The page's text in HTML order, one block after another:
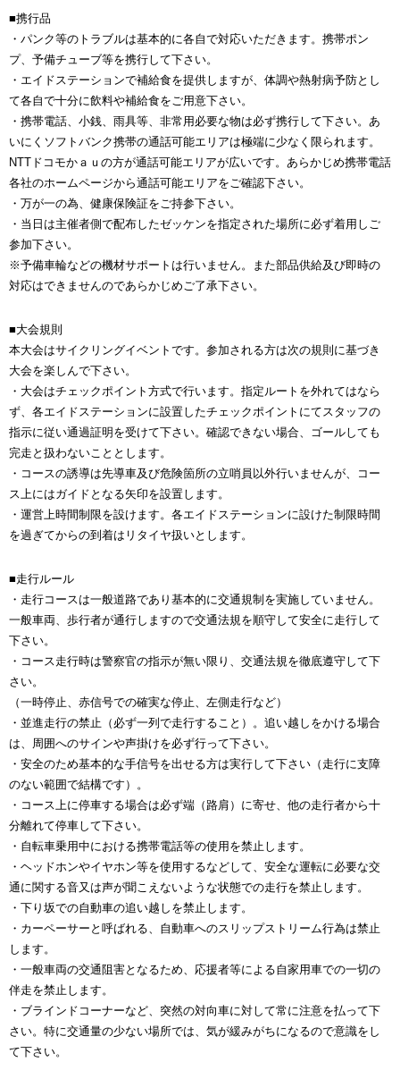
■携行品
・パンク等のトラブルは基本的に各自で対応いただきます。携帯ポン
プ、予備チューブ等を携行して下さい。
・エイドステーションで補給食を提供しますが、体調や熱射病予防とし
て各自で十分に飲料や補給食をご用意下さい。
・携帯電話、小銭、雨具等、非常用必要な物は必ず携行して下さい。あ
いにくソフトバンク携帯の通話可能エリアは極端に少なく限られます。
NTTドコモかａｕの方が通話可能エリアが広いです。あらかじめ携帯電話
各社のホームページから通話可能エリアをご確認下さい。
・万が一の為、健康保険証をご持参下さい。
・当日は主催者側で配布したゼッケンを指定された場所に必ず着用しご
参加下さい。
※予備車輪などの機材サポートは行いません。また部品供給及び即時の
対応はできませんのであらかじめご了承下さい。
■大会規則
本大会はサイクリングイベントです。参加される方は次の規則に基づき
大会を楽しんで下さい。
・大会はチェックポイント方式で行います。指定ルートを外れてはなら
ず、各エイドステーションに設置したチェックポイントにてスタッフの
指示に従い通過証明を受けて下さい。確認できない場合、ゴールしても
完走と扱わないこととします。
・コースの誘導は先導車及び危険箇所の立哨員以外行いませんが、コー
ス上にはガイドとなる矢印を設置します。
・運営上時間制限を設けます。各エイドステーションに設けた制限時間
を過ぎてからの到着はリタイヤ扱いとします。
■走行ルール
・走行コースは一般道路であり基本的に交通規制を実施していません。
一般車両、歩行者が通行しますので交通法規を順守して安全に走行して
下さい。
・コース走行時は警察官の指示が無い限り、交通法規を徹底遵守して下
さい。
（一時停止、赤信号での確実な停止、左側走行など）
・並進走行の禁止（必ず一列で走行すること）。追い越しをかける場合
は、周囲へのサインや声掛けを必ず行って下さい。
・安全のため基本的な手信号を出せる方は実行して下さい（走行に支障
のない範囲で結構です）。
・コース上に停車する場合は必ず端（路肩）に寄せ、他の走行者から十
分離れて停車して下さい。
・自転車乗用中における携帯電話等の使用を禁止します。
・ヘッドホンやイヤホン等を使用するなどして、安全な運転に必要な交
通に関する音又は声が聞こえないような状態での走行を禁止します。
・下り坂での自動車の追い越しを禁止します。
・カーペーサーと呼ばれる、自動車へのスリップストリーム行為は禁止
します。
・一般車両の交通阻害となるため、応援者等による自家用車での一切の
伴走を禁止します。
・ブラインドコーナーなど、突然の対向車に対して常に注意を払って下
さい。特に交通量の少ない場所では、気が緩みがちになるので意識をし
て下さい。